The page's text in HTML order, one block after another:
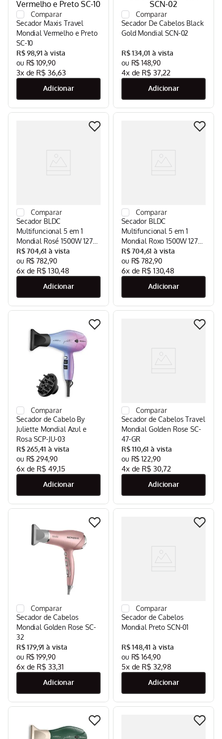
Secador Maxis Travel
Mondial Vermelho e Preto
SC-10
R$ 98,91
R$ 109,90
3x de R$ 36,63
Secador De Cabelos Black
Gold Mondial SCN-02
R$ 134,01
R$ 148,90
4x de R$ 37,22
Secador BLDC
Multifuncional 5 em 1
Mondial Rosé 1500W 127V
- SM-01-BLDC-GR
R$ 704,61
R$ 782,90
6x de R$ 130,48
Secador BLDC
Multifuncional 5 em 1
Mondial Roxo 1500W 127V
- SM-01-BLDC-SP
R$ 704,61
R$ 782,90
6x de R$ 130,48
Secador de Cabelo By
Juliette Mondial Azul e
Rosa SCP-JU-03
R$ 265,41
R$ 294,90
6x de R$ 49,15
Secador de Cabelos Travel
Mondial Golden Rose SC-
47-GR
R$ 110,61
R$ 122,90
4x de R$ 30,72
Secador de Cabelos
Mondial Golden Rose SC-
32
R$ 179,91
R$ 199,90
6x de R$ 33,31
Secador de Cabelos
Mondial Preto SCN-01
R$ 148,41
R$ 164,90
5x de R$ 32,98